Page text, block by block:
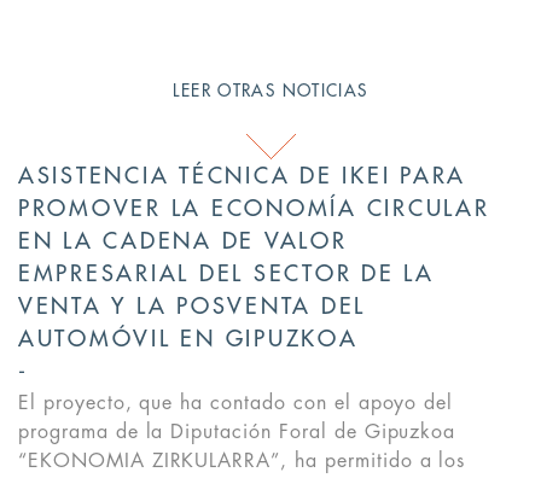
LEER OTRAS NOTICIAS
ASISTENCIA TÉCNICA DE IKEI PARA
PROMOVER LA ECONOMÍA CIRCULAR
EN LA CADENA DE VALOR
EMPRESARIAL DEL SECTOR DE LA
VENTA Y LA POSVENTA DEL
AUTOMÓVIL EN GIPUZKOA
El proyecto, que ha contado con el apoyo del
programa de la Diputación Foral de Gipuzkoa
“EKONOMIA ZIRKULARRA”, ha permitido a los